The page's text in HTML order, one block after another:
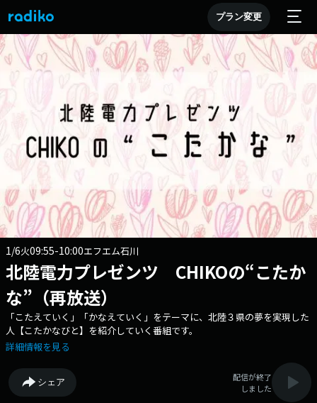
プラン変更
1/6火09:55-10:00エフエム石川
北陸電力プレゼンツ CHIKOの“こたか
な”（再放送）
「こたえていく」「かなえていく」をテーマに、北陸３県の夢を実現した
人【こたかなびと】を紹介していく番組です。
詳細情報を見る
シェア
配信が終了
しました